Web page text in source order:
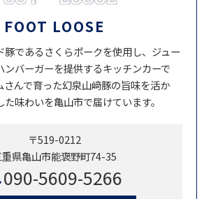
FOOT LOOSE
豚であるさくらポークを使用し、ジュー
ンバーガーを提供するキッチンカーで
さんで育った幻泉山﨑豚の旨味を活か
味わいを亀山市で届けています。
〒519-0212
重県亀山市能褒野町74-35
090-5609-5266